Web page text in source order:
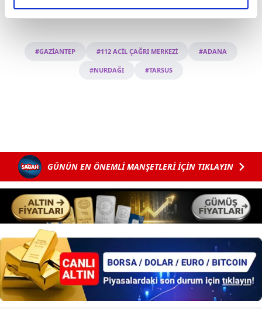
elimizden gelen çabayı gösterdiğimizi ve bu noktada,
reklamların maliyetlerimizi karşılamak noktasında tek gelir
verileriniz işlenmekte olup gerekli olan çerezler bilgi
toplumu hizmetlerinin sunulması amacıyla
kullanılmaktadır. Diğer çerezler, sitemizin daha işlevsel
kılınması ve kişiselleştirilmesi ve sizlere yönelik
reklam/pazarlama faaliyetlerinin yapılması, amaçlarıyla
sınırlı olarak açık rızanız dahilinde kullanılacaktır.
Çerezlere ilişkin tercihlerinizi aşağıda yer alan panel
vasıtasıyla belirleyebilirsiniz. Çerezlere ilişkin detaylı bilgi
için Ayarlar butonuna tıklayabilir,Çerez Bilgilendirme
Metnimiziziyaret edebilirsiniz.
#GAZİANTEP #112 ACİL ÇAĞRI MERKEZİ #ADANA
#NURDAĞI #TARSUS
GÜNÜN EN ÖNEMLİ MANŞETLERİ İÇİN TIKLAYIN